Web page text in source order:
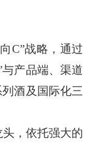
战略，通过
产品端、渠道
酒及国际化三
，依托强大的